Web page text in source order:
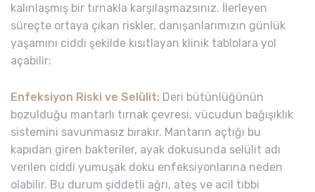
kalınlaşmış bir tırnakla karşılaşmazsınız. İlerleyen
süreçte ortaya çıkan riskler, danışanlarımızın günlük
yaşamını ciddi şekilde kısıtlayan klinik tablolara yol
açabilir:
Enfeksiyon Riski ve Selülit: Deri bütünlüğünün
bozulduğu mantarlı tırnak çevresi, vücudun bağışıklık
sistemini savunmasız bırakır. Mantarın açtığı bu
kapıdan giren bakteriler, ayak dokusunda selülit adı
verilen ciddi yumuşak doku enfeksiyonlarına neden
olabilir. Bu durum şiddetli ağrı, ateş ve acil tıbbi